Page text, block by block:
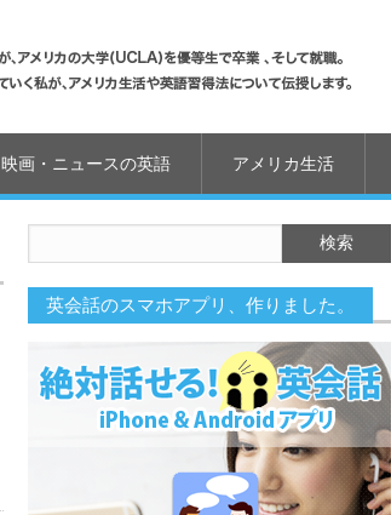
映画・ニュースの英語 アメリカ生活
英会話のスマホアプリ、作りました。